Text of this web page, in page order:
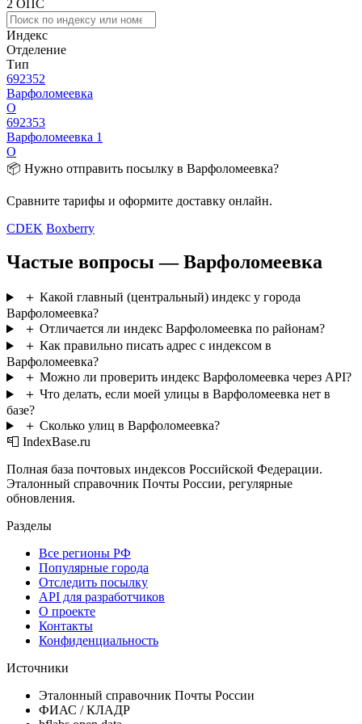
2 ОПС
Индекс
Отделение
Тип
692352
Варфоломеевка
О
692353
Варфоломеевка 1
О
📦 Нужно отправить посылку в Варфоломеевка?
Сравните тарифы и оформите доставку онлайн.
CDEK Boxberry
Частые вопросы — Варфоломеевка
＋ Какой главный (центральный) индекс у города
Варфоломеевка?
＋ Отличается ли индекс Варфоломеевка по районам?
＋ Как правильно писать адрес с индексом в
Варфоломеевка?
＋ Можно ли проверить индекс Варфоломеевка через API?
＋ Что делать, если моей улицы в Варфоломеевка нет в
базе?
＋ Сколько улиц в Варфоломеевка?
📮 IndexBase.ru
Полная база почтовых индексов Российской Федерации.
Эталонный справочник Почты России, регулярные
обновления.
Разделы
Все регионы РФ
Популярные города
Отследить посылку
API для разработчиков
О проекте
Контакты
Конфиденциальность
Источники
Эталонный справочник Почты России
ФИАС / КЛАДР